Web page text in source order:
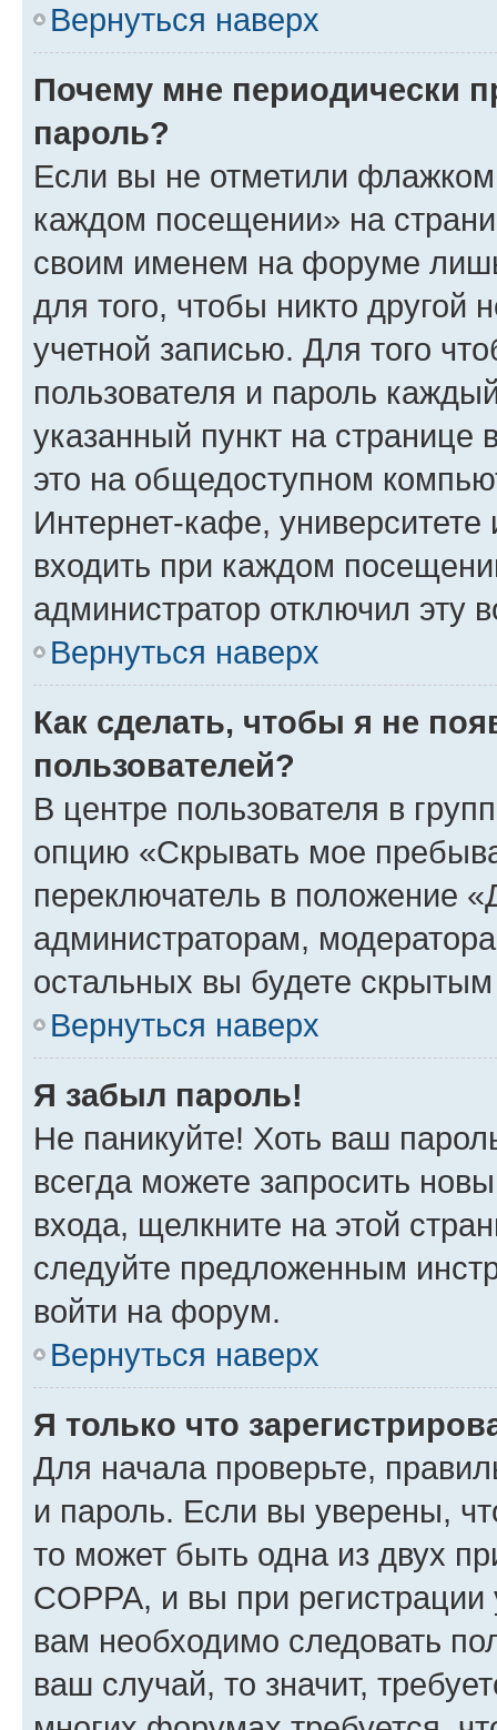
Вернуться наверх
Почему мне периодически
пароль?
Если вы не отметили флажком
каждом посещении» на
своим именем на форуме
для того, чтобы никто другой
учетной записью. Для того
пользователя и пароль
указанный пункт на
это на общедоступном
Интернет-кафе, университете
входить при каждом
администратор отключил эту
Вернуться наверх
Как сделать, чтобы я не
пользователей?
В центре пользователя в
опцию «Скрывать мое
переключатель в положение
администраторам,
остальных вы будете
Вернуться наверх
Я забыл пароль!
Не паникуйте! Хоть ваш
всегда можете запросить
входа, щелкните на этой
следуйте предложенным
войти на форум.
Вернуться наверх
Я только что
Для начала проверьте,
и пароль. Если вы уверены,
то может быть одна из двух
COPPA, и вы при
вам необходимо следовать
ваш случай, то значит,